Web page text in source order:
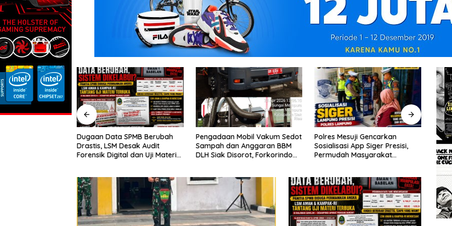
Dugaan Data SPMB Berubah
Drastis, LSM Desak Audit
Forensik Digital dan Uji Materi
Pengadaan Mobil Vakum Sedot
Sampah dan Anggaran BBM
DLH Siak Disorot, Forkorindo
Polres Mesuji Gencarkan
Sosialisasi App Siger Presisi,
Permudah Masyarakat
XIX/